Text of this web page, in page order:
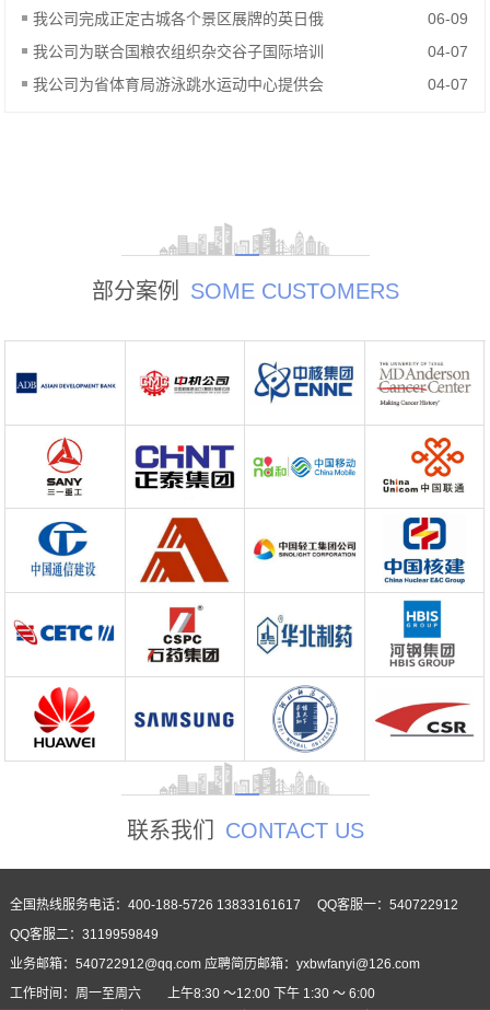
06-09
我公司完成正定古城各个景区展牌的英日俄
04-07
我公司为联合国粮农组织杂交谷子国际培训
04-07
我公司为省体育局游泳跳水运动中心提供会
部分案例 SOME CUSTOMERS
联系我们 CONTACT US
全国热线服务电话：400-188-5726 13833161617 QQ客服一：540722912
QQ客服二：3119959849
业务邮箱：540722912@qq.com 应聘简历邮箱：yxbwfanyi@126.com
工作时间：周一至周六 上午8:30 ～12:00 下午 1:30 ～ 6:00